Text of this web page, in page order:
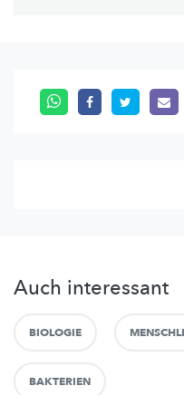
Auch interessant
BIOLOGIE
BAKTERIEN